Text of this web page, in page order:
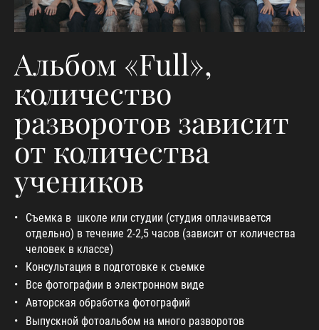
Альбом «Full»,
количество
разворотов зависит
от количества
учеников
Съемка в школе или студии (студия оплачивается
отдельно) в течение 2-2,5 часов (зависит от количества
человек в классе)
Консультация в подготовке к съемке
Все фотографии в электронном виде
Авторская обработка фотографий
Выпускной фотоальбом на много разворотов